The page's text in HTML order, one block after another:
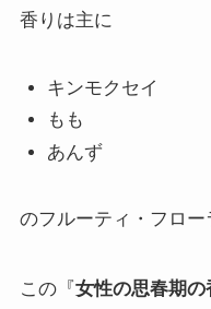
香りは主に
キンモクセイ
もも
あんず
のフルーティ・フロー
この『女性の思春期の